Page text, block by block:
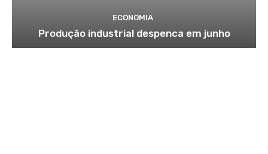
ECONOMIA
Produção industrial despenca em junho